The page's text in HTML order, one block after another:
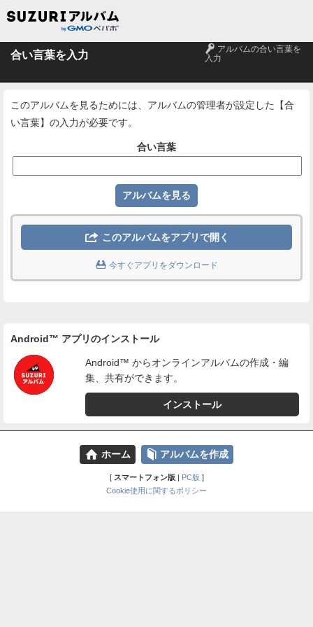
合い言葉を入力 🔑 アルバムの合い言葉を
入力
このアルバムを見るためには、アルバムの管理者が設定した【合
い言葉】の入力が必要です。
合い言葉
 このアルバムをアプリで開く
 今すぐアプリをダウンロード
Android™ アプリのインストール
Android™ からオンラインアルバムの作成・編
集、共有ができます。
インストール
⌂ ホーム 📕 アルバムを作成
[ スマートフォン版| PC版 ]
Cookie使用に関するポリシー